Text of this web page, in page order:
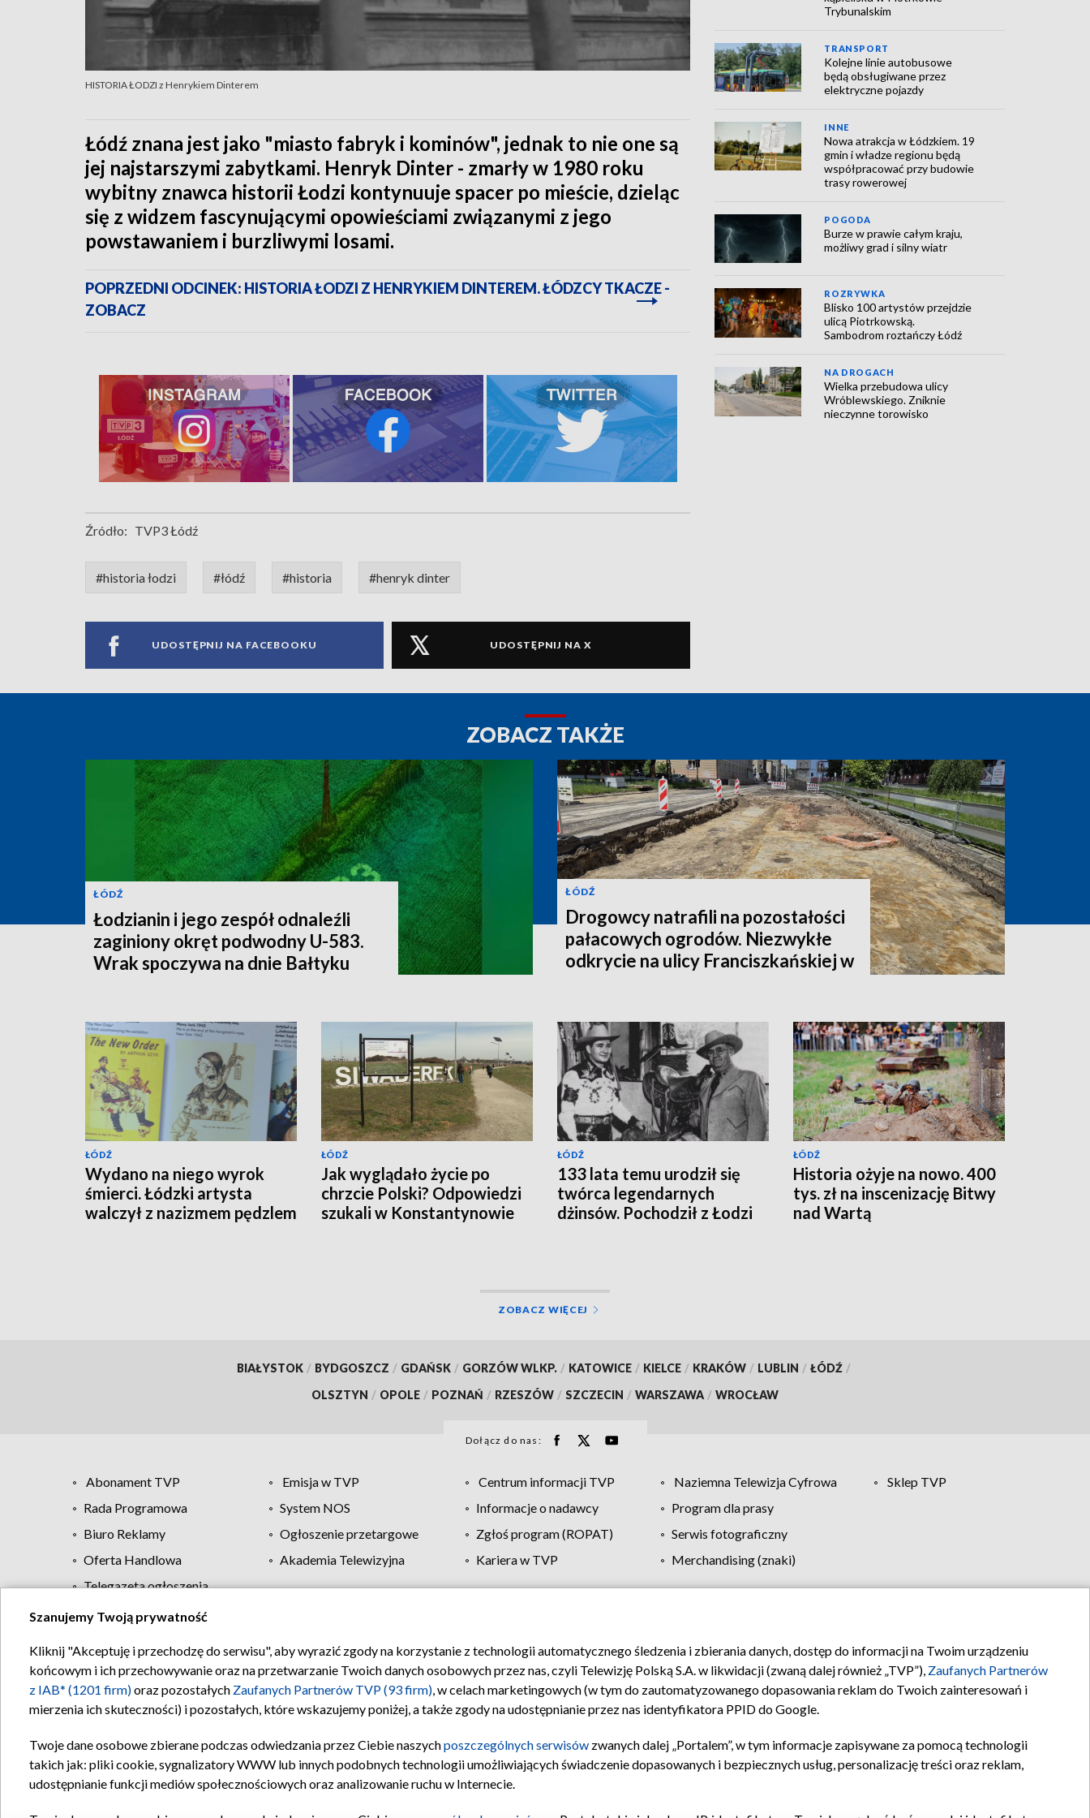
HISTORIA ŁODZI z Henrykiem Dinterem
Łódź znana jest jako "miasto fabryk i kominów", jednak to nie one są
jej najstarszymi zabytkami. Henryk Dinter - zmarły w 1980 roku
wybitny znawca historii Łodzi kontynuuje spacer po mieście, dzieląc
się z widzem fascynującymi opowieściami związanymi z jego
powstawaniem i burzliwymi losami.
POPRZEDNI ODCINEK: HISTORIA ŁODZI Z HENRYKIEM DINTEREM. ŁÓDZCY TKACZE -
ZOBACZ
Źródło: TVP3 Łódź
#historia łodzi #łódź #historia #henryk dinter
UDOSTĘPNIJ NA FACEBOOKU UDOSTĘPNIJ NA X
Trybunalskim
TRANSPORT
Kolejne linie autobusowe
będą obsługiwane przez
elektryczne pojazdy
INNE
Nowa atrakcja w Łódzkiem. 19
gmin i władze regionu będą
współpracować przy budowie
trasy rowerowej
POGODA
Burze w prawie całym kraju,
możliwy grad i silny wiatr
ROZRYWKA
Blisko 100 artystów przejdzie
ulicą Piotrkowską.
Sambodrom roztańczy Łódź
NA DROGACH
Wielka przebudowa ulicy
Wróblewskiego. Zniknie
nieczynne torowisko
ZOBACZ TAKŻE
ŁÓDŹ
Łodzianin i jego zespół odnaleźli
zaginiony okręt podwodny U-583.
Wrak spoczywa na dnie Bałtyku
ŁÓDŹ
Drogowcy natrafili na pozostałości
pałacowych ogrodów. Niezwykłe
odkrycie na ulicy Franciszkańskiej w
ŁÓDŹ
Wydano na niego wyrok
śmierci. Łódzki artysta
walczył z nazizmem pędzlem
ŁÓDŹ
Jak wyglądało życie po
chrzcie Polski? Odpowiedzi
szukali w Konstantynowie
ŁÓDŹ
133 lata temu urodził się
twórca legendarnych
dżinsów. Pochodził z Łodzi
ŁÓDŹ
Historia ożyje na nowo. 400
tys. zł na inscenizację Bitwy
nad Wartą
ZOBACZ WIĘCEJ
BIAŁYSTOK / BYDGOSZCZ / GDAŃSK / GORZÓW WLKP. / KATOWICE / KIELCE / KRAKÓW / LUBLIN / ŁÓDŹ /
OLSZTYN / OPOLE / POZNAŃ / RZESZÓW / SZCZECIN / WARSZAWA / WROCŁAW
Dołącz do nas:
Abonament TVP Emisja w TVP Centrum informacji TVP Naziemna Telewizja Cyfrowa
Sklep TVP
Rada Programowa
System NOS Informacje o nadawcy
Program dla prasy
Biuro Reklamy
Ogłoszenie przetargowe Zgłoś program (ROPAT)
Serwis fotograficzny
Oferta Handlowa
Akademia Telewizyjna Kariera w TVP
Merchandising (znaki)
Telegazeta ogłoszenia
Regulamin TVP Polityka prywatności Moje zgody Pomoc Biuro reklamy Kontakt
Szanujemy Twoją prywatność
Kliknij "Akceptuję i przechodzę do serwisu", aby wyrazić zgody na korzystanie z technologii automatycznego śledzenia i zbierania danych, dostęp do informacji na Twoim urządzeniu
końcowym i ich przechowywanie oraz na przetwarzanie Twoich danych osobowych przez nas, czyli Telewizję Polską S.A. w likwidacji (zwaną dalej również „TVP”), Zaufanych Partnerów
z IAB* (1201 firm)oraz pozostałych Zaufanych Partnerów TVP (93 firm), w celach marketingowych (w tym do zautomatyzowanego dopasowania reklam do Twoich zainteresowań i
mierzenia ich skuteczności) i pozostałych, które wskazujemy poniżej, a także zgody na udostępnianie przez nas identyfikatora PPID do Google.
Twoje dane osobowe zbierane podczas odwiedzania przez Ciebie naszychposzczególnych serwisów zwanych dalej „Portalem”, w tym informacje zapisywane za pomocą technologii
takich jak: pliki cookie, sygnalizatory WWW lub innych podobnych technologii umożliwiających świadczenie dopasowanych i bezpiecznych usług, personalizację treści oraz reklam,
udostępnianie funkcji mediów społecznościowych oraz analizowanie ruchu w Internecie.